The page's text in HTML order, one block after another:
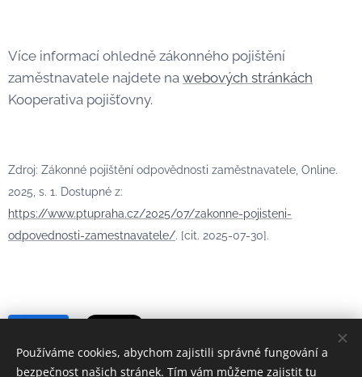
Více informací ohledně zákonného pojištění
zaměstnavatele najdete na webových stránkách
Kooperativa pojišťovny.
Zdroj: Zákonné pojištění odpovědnosti zaměstnavatele, Online.
2025, s. 1. Dostupné z:
https://www.ptupraha.cz/2025/07/zakonne-pojisteni-
odpovednosti-zamestnavatele/. [cit. 2025-07-30].
Používáme cookies, abychom zajistili správné fungování a
bezpečnost našich stránek. Tím vám můžeme zajistit tu